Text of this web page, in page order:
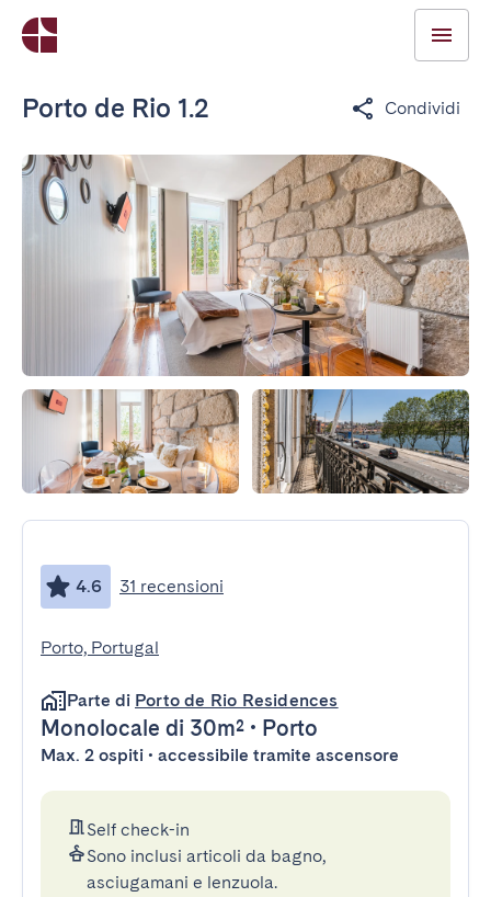
Porto de Rio 1.2 Condividi
4.6 31 recensioni
Porto, Portugal
Parte di Porto de Rio Residences
Monolocale di 30m² • Porto
Max. 2 ospiti • accessibile tramite ascensore
Self check-in
Sono inclusi articoli da bagno,
asciugamani e lenzuola.